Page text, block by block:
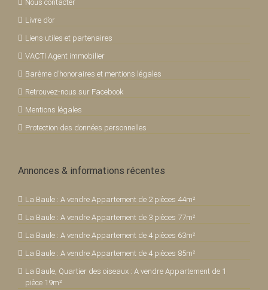
Nous contacter
Livre d’or
Liens utiles et partenaires
VACTI Agent immobilier
Barème d’honoraires et mentions légales
Retrouvez-nous sur Facebook
Mentions légales
Protection des données personnelles
Annonces & informations récentes
La Baule : A vendre Appartement de 2 pièces 44m²
La Baule : A vendre Appartement de 3 pièces 77m²
La Baule : A vendre Appartement de 4 pièces 63m²
La Baule : A vendre Appartement de 4 pièces 85m²
La Baule, Quartier des oiseaux : A vendre Appartement de 1
pièce 19m²